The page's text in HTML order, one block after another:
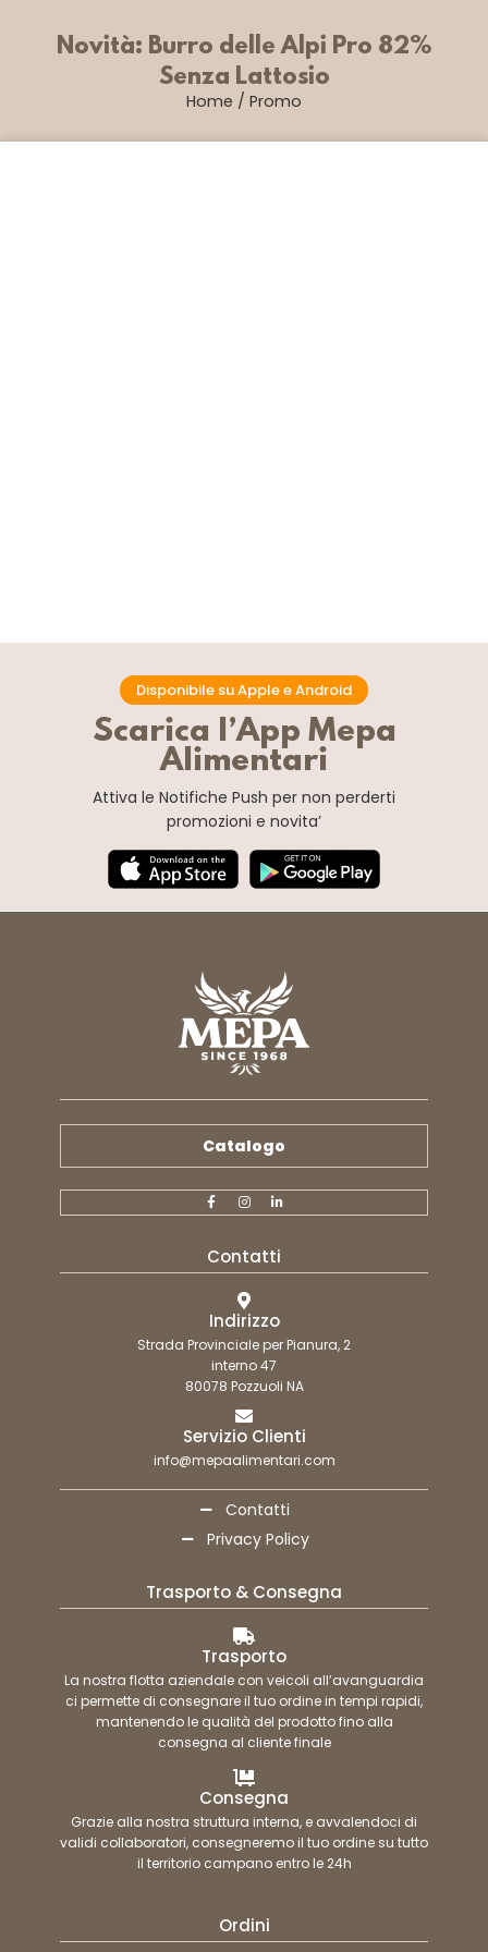
Novità: Burro delle Alpi Pro 82%
Senza Lattosio
Home / Promo
Disponibile su Apple e Android
Scarica l’App Mepa
Alimentari
Attiva le Notifiche Push per non perderti
promozioni e novita’
Catalogo
Contatti
Indirizzo
Strada Provinciale per Pianura, 2
interno 47
80078 Pozzuoli NA
Servizio Clienti
info@mepaalimentari.com
Contatti
Privacy Policy
Trasporto & Consegna
Trasporto
La nostra flotta aziendale con veicoli all’avanguardia
ci permette di consegnare il tuo ordine in tempi rapidi,
mantenendo le qualità del prodotto fino alla
consegna al cliente finale
Consegna
Grazie alla nostra struttura interna, e avvalendoci di
validi collaboratori, consegneremo il tuo ordine su tutto
il territorio campano entro le 24h
Ordini